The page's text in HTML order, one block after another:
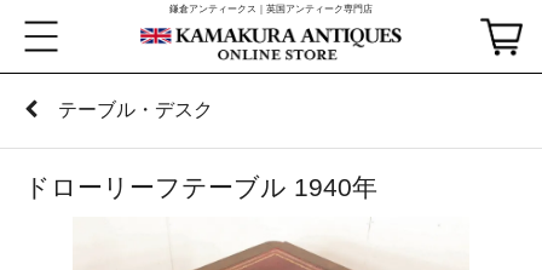
鎌倉アンティークス｜英国アンティーク専門店
テーブル・デスク
ドローリーフテーブル 1940年